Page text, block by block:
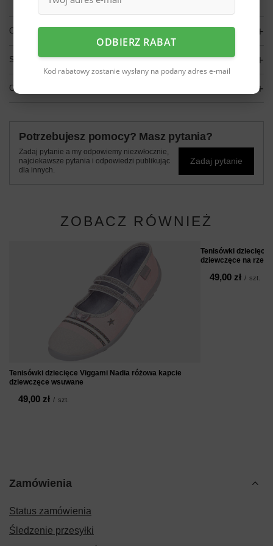
OPIS
SZCZEGÓŁOWE DANE
OPINIE
Potrzebujesz pomocy? Masz pytania?
Zadaj pytanie a my odpowiemy niezwłocznie,
najciekawsze pytania i odpowiedzi publikując
dla innych.
Zadaj pytanie
ZOBACZ RÓWNIEŻ
Tenisówki dziecięce Viggami Nadia różowa kapcie
dziewczęce wsuwane
49,00 zł / szt.
Tenisówki dziecięce
dziewczęce na rzep
49,00 zł / szt.
Zamówienia
Status zamówienia
Śledzenie przesyłki
ODBIERZ RABAT
Kod rabatowy zostanie wysłany na podany adres e-mail